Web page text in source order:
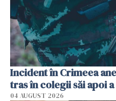
Incident în Crimeea
tras în colegii săi apoi
04 AUGUST 2026